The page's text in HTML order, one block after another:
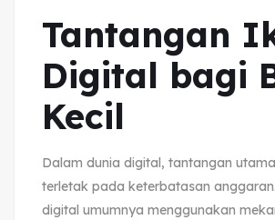
Tantangan
Digital bagi
Kecil
Dalam dunia digital, tantangan utama
terletak pada keterbatasan
digital umumnya menggunakan